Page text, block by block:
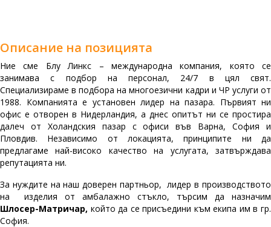
Описание на позицията
Ние сме Блу Линкс – международна компания, която се
занимава с подбор на персонал, 24/7 в цял свят.
Специализираме в подбора на многоезични кадри и ЧР услуги от
1988. Компанията е установен лидер на пазара. Първият ни
офис е отворен в Нидерландия, а днес опитът ни се простира
далеч от Холандския пазар с офиси във Варна, София и
Пловдив. Независимо от локацията, принципите ни да
предлагаме най-високо качество на услугата, затвърждава
репутацията ни.
За нуждите на наш доверен партньор, лидер в производството
на изделия от амбалажно стъкло, търсим да назначим
Шлосер-Матричар, който да се присъедини към екипа им в гр.
София.